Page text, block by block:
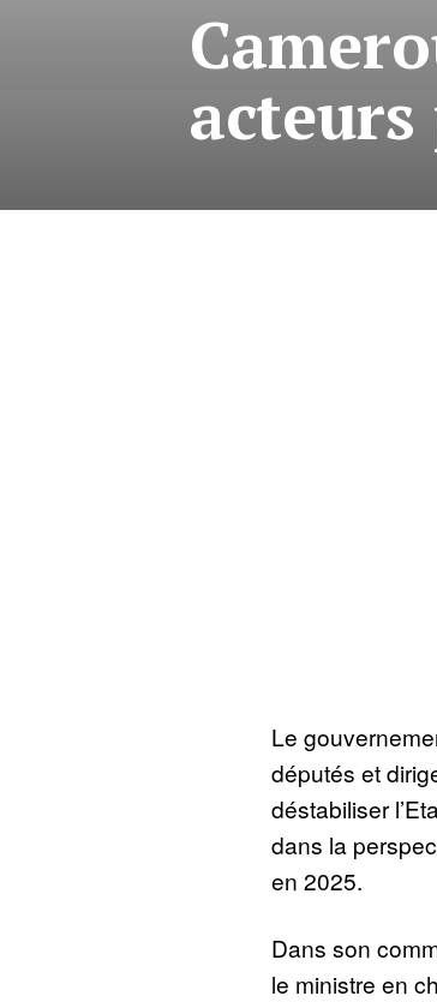
Le
députés et
déstabiliser
dans la
en 2025.
Dans son
le ministre en